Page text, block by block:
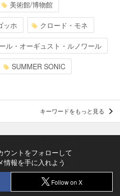
美術館/博物館
ッホ クロード・モネ
ル・オーギュスト・ルノワール
SUMMER SONIC
キーワードをもっと見る
ウントをフォローして
情報を手に入れよう
Follow on X